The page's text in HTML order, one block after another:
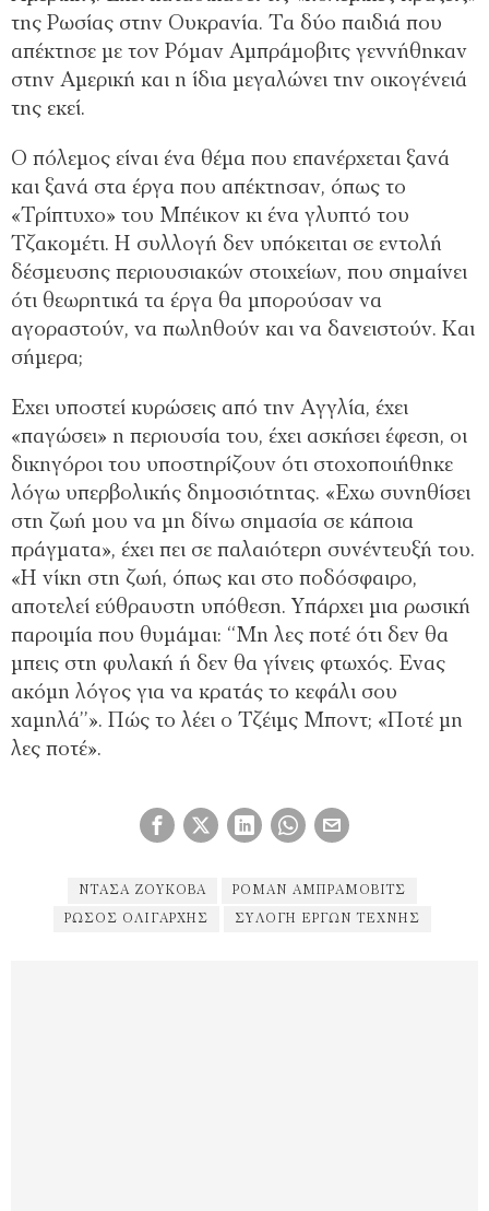
της Ρωσίας στην Ουκρανία. Τα δύο παιδιά που
απέκτησε µε τον Ρόµαν Αµπράµοβιτς γεννήθηκαν
στην Αµερική και η ίδια µεγαλώνει την οικογένειά
της εκεί.
Ο πόλεµος είναι ένα θέµα που επανέρχεται ξανά
και ξανά στα έργα που απέκτησαν, όπως το
«Τρίπτυχο» του Μπέικον κι ένα γλυπτό του
Τζακοµέτι. Η συλλογή δεν υπόκειται σε εντολή
δέσµευσης περιουσιακών στοιχείων, που σηµαίνει
ότι θεωρητικά τα έργα θα µπορούσαν να
αγοραστούν, να πωληθούν και να δανειστούν. Και
σήµερα;
Εχει υποστεί κυρώσεις από την Αγγλία, έχει
«παγώσει» η περιουσία του, έχει ασκήσει έφεση, οι
δικηγόροι του υποστηρίζουν ότι στοχοποιήθηκε
λόγω υπερβολικής δηµοσιότητας. «Εχω συνηθίσει
στη ζωή µου να µη δίνω σηµασία σε κάποια
πράγµατα», έχει πει σε παλαιότερη συνέντευξή του.
«Η νίκη στη ζωή, όπως και στο ποδόσφαιρο,
αποτελεί εύθραυστη υπόθεση. Υπάρχει µια ρωσική
παροιµία που θυµάµαι: ‘‘Μη λες ποτέ ότι δεν θα
µπεις στη φυλακή ή δεν θα γίνεις φτωχός. Ενας
ακόµη λόγος για να κρατάς το κεφάλι σου
χαµηλά’’». Πώς το λέει ο Τζέιµς Μποντ; «Ποτέ µη
λες ποτέ».
ΝΤΆΣΑ ΖΟΎΚΟΒΑ ΡΌΜΑΝ ΑΜΠΡΆΜΟΒΙΤΣ
ΡΏΣΟΣ ΟΛΙΓΆΡΧΗΣ ΣΥΛΟΓΉ ΈΡΓΩΝ ΤΈΧΝΗΣ